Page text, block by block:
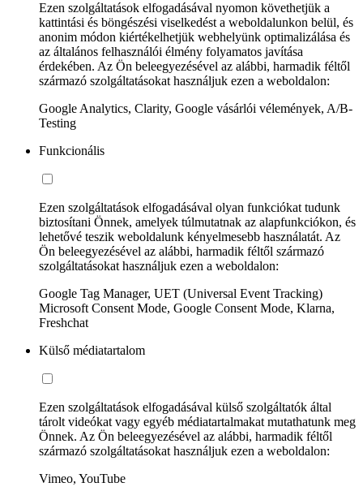
Ezen szolgáltatások elfogadásával nyomon követhetjük a
kattintási és böngészési viselkedést a weboldalunkon belül, és
anonim módon kiértékelhetjük webhelyünk optimalizálása és
az általános felhasználói élmény folyamatos javítása
érdekében. Az Ön beleegyezésével az alábbi, harmadik féltől
származó szolgáltatásokat használjuk ezen a weboldalon:
Google Analytics, Clarity, Google vásárlói vélemények, A/B-
Testing
Funkcionális
Ezen szolgáltatások elfogadásával olyan funkciókat tudunk
biztosítani Önnek, amelyek túlmutatnak az alapfunkciókon, és
lehetővé teszik weboldalunk kényelmesebb használatát. Az
Ön beleegyezésével az alábbi, harmadik féltől származó
szolgáltatásokat használjuk ezen a weboldalon:
Google Tag Manager, UET (Universal Event Tracking)
Microsoft Consent Mode, Google Consent Mode, Klarna,
Freshchat
Külső médiatartalom
Ezen szolgáltatások elfogadásával külső szolgáltatók által
tárolt videókat vagy egyéb médiatartalmakat mutathatunk meg
Önnek. Az Ön beleegyezésével az alábbi, harmadik féltől
származó szolgáltatásokat használjuk ezen a weboldalon:
Vimeo, YouTube